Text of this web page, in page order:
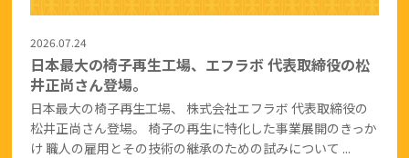
2026.07.24
日本最大の椅子再生工場、エフラボ 代表取締役の松
井正尚さん登場。
日本最大の椅子再生工場、 株式会社エフラボ 代表取締役の
松井正尚さん登場。 椅子の再生に特化した事業展開のきっか
け 職人の雇用とその技術の継承のための試みについて ...